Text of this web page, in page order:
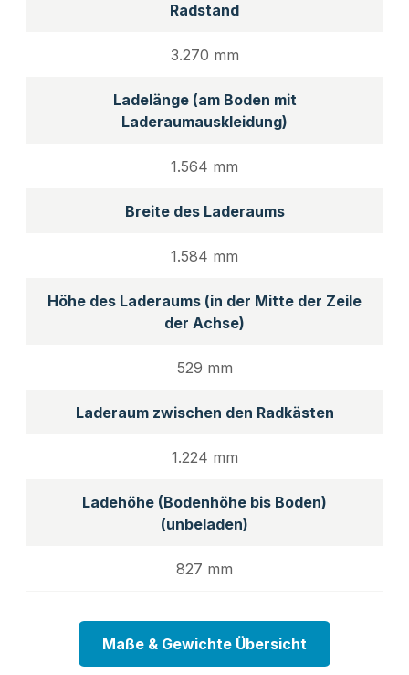
Radstand
3.270 mm
Ladelänge (am Boden mit
Laderaumauskleidung)
1.564 mm
Breite des Laderaums
1.584 mm
Höhe des Laderaums (in der Mitte der Zeile
der Achse)
529 mm
Laderaum zwischen den Radkästen
1.224 mm
Ladehöhe (Bodenhöhe bis Boden)
(unbeladen)
827 mm
Maße & Gewichte Übersicht